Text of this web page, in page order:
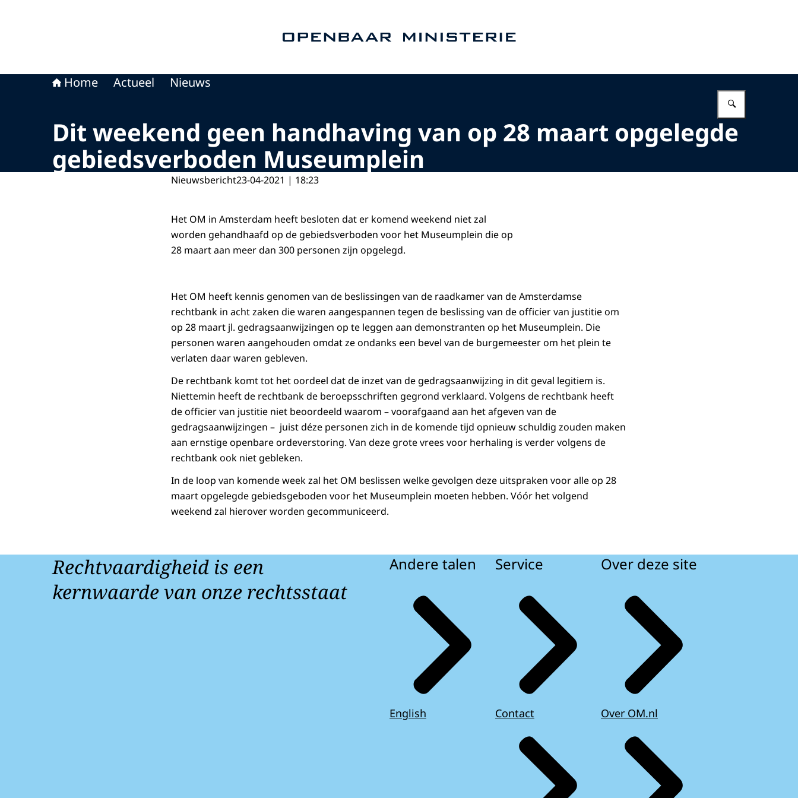
Home Actueel Nieuws
Dit weekend geen handhaving van op 28 maart opgelegde
gebiedsverboden Museumplein
Nieuwsbericht23-04-2021 | 18:23
Het OM in Amsterdam heeft besloten dat er komend weekend niet zal
worden gehandhaafd op de gebiedsverboden voor het Museumplein die op
28 maart aan meer dan 300 personen zijn opgelegd.
Het OM heeft kennis genomen van de beslissingen van de raadkamer van de Amsterdamse
rechtbank in acht zaken die waren aangespannen tegen de beslissing van de officier van justitie om
op 28 maart jl. gedragsaanwijzingen op te leggen aan demonstranten op het Museumplein. Die
personen waren aangehouden omdat ze ondanks een bevel van de burgemeester om het plein te
verlaten daar waren gebleven.
De rechtbank komt tot het oordeel dat de inzet van de gedragsaanwijzing in dit geval legitiem is.
Niettemin heeft de rechtbank de beroepsschriften gegrond verklaard. Volgens de rechtbank heeft
de officier van justitie niet beoordeeld waarom – voorafgaand aan het afgeven van de
gedragsaanwijzingen – juist déze personen zich in de komende tijd opnieuw schuldig zouden maken
aan ernstige openbare ordeverstoring. Van deze grote vrees voor herhaling is verder volgens de
rechtbank ook niet gebleken.
In de loop van komende week zal het OM beslissen welke gevolgen deze uitspraken voor alle op 28
maart opgelegde gebiedsgeboden voor het Museumplein moeten hebben. Vóór het volgend
weekend zal hierover worden gecommuniceerd.
Rechtvaardigheid is een
kernwaarde van onze rechtsstaat
Andere talen
English
Service
Contact
Over deze site
Over OM.nl